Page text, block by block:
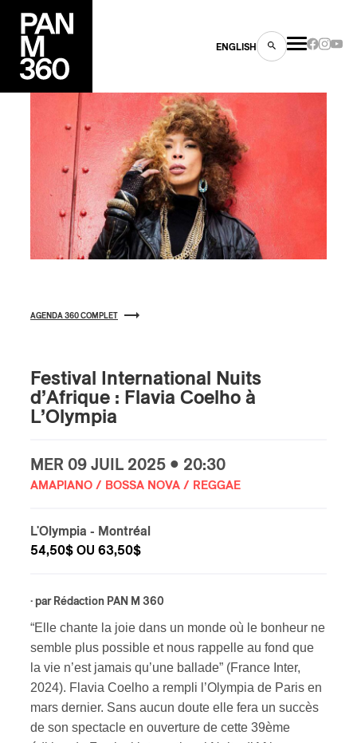
ENGLISH
AGENDA 360 COMPLET
Festival International Nuits
d’Afrique : Flavia Coelho à
L’Olympia
MER 09 JUIL 2025 • 20:30
AMAPIANO / BOSSA NOVA / REGGAE
L'Olympia - Montréal
54,50$ OU 63,50$
· par Rédaction PAN M 360
“Elle chante la joie dans un monde où le bonheur ne
semble plus possible et nous rappelle au fond que
la vie n’est jamais qu’une ballade” (France Inter,
2024). Flavia Coelho a rempli l’Olympia de Paris en
mars dernier. Sans aucun doute elle fera un succès
de son spectacle en ouverture de cette 39ème